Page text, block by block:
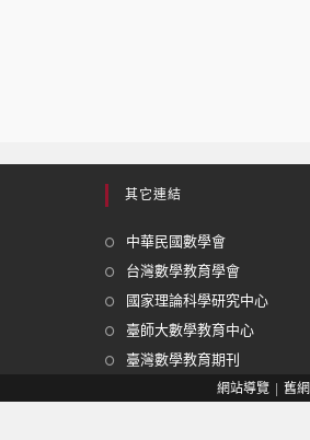
其它連結
中華民國數學會
台灣數學教育學會
國家理論科學研究中心
臺師大數學教育中心
臺灣數學教育期刊
網站導覽 舊網